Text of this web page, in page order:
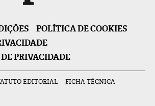
POLÍTICA DE COOKIES
PRIVACIDADE
EDITORIAL
FICHA TÉCNICA